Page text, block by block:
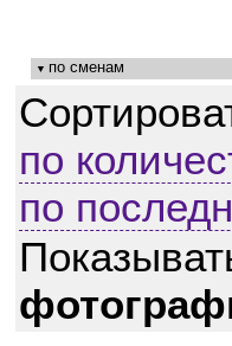
по сменам
по
по